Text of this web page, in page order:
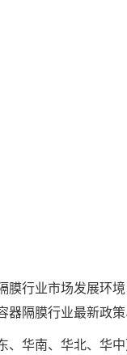
膜行业市场发展环
隔膜行业最新政
、华南、华北、华